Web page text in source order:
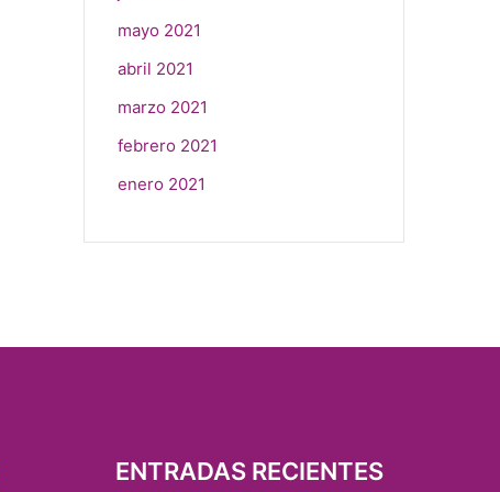
mayo 2021
abril 2021
marzo 2021
febrero 2021
enero 2021
ENTRADAS RECIENTES